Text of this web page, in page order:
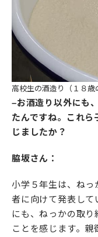
高校生の酒造り（１８歳
–お酒造り以外にも
たんですね。これら
じましたか？
脇坂さん：
小学５年生は、ねっ
者に向けて発表して
にも、ねっかの取り
ことを感じます。